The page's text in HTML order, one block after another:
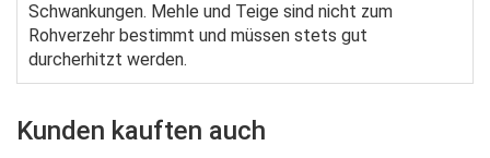
Schwankungen. Mehle und Teige sind nicht zum
Rohverzehr bestimmt und müssen stets gut
durcherhitzt werden.
Kunden kauften auch